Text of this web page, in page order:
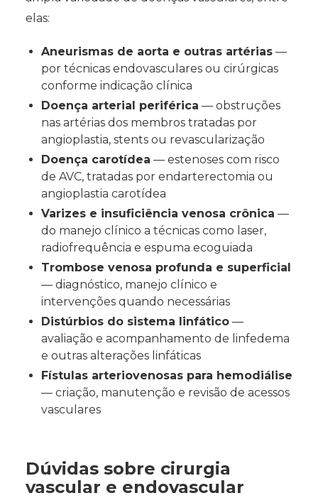
elas:
Aneurismas de aorta e outras artérias —
por técnicas endovasculares ou cirúrgicas
conforme indicação clínica
Doença arterial periférica — obstruções
nas artérias dos membros tratadas por
angioplastia, stents ou revascularização
Doença carotídea — estenoses com risco
de AVC, tratadas por endarterectomia ou
angioplastia carotídea
Varizes e insuficiência venosa crônica —
do manejo clínico a técnicas como laser,
radiofrequência e espuma ecoguiada
Trombose venosa profunda e superficial
— diagnóstico, manejo clínico e
intervenções quando necessárias
Distúrbios do sistema linfático —
avaliação e acompanhamento de linfedema
e outras alterações linfáticas
Fístulas arteriovenosas para hemodiálise
— criação, manutenção e revisão de acessos
vasculares
Dúvidas sobre cirurgia
vascular e endovascular